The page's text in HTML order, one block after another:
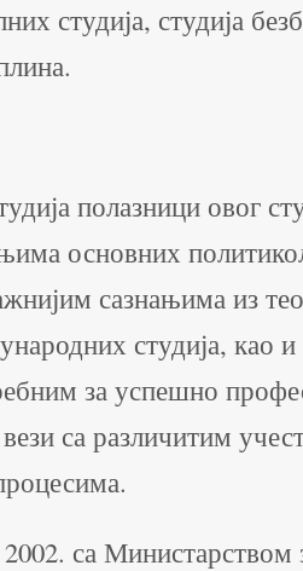
студија, студија
полазници овог
основних
сазнањима из
студија, као
за успешно
са различитим
2002. са